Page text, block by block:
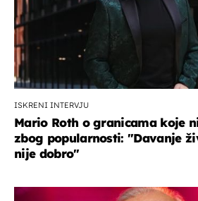
ISKRENI INTERVJU
Mario Roth o granicama koje
zbog popularnosti: "Davanje
nije dobro"